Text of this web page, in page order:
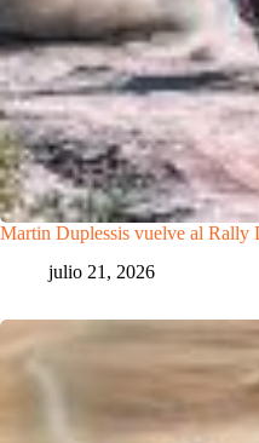
Martin Duplessis vuelve al Rally
julio 21, 2026